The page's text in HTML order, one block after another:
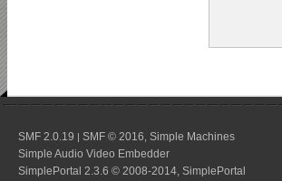
SMF 2.0.19 | SMF © 2016 Simple Machines
Simple Audio Video Embedder
SimplePortal 2.3.6 © 2008-2014, SimplePortal